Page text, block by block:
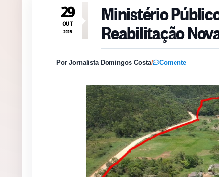
29
OUT
2025
Ministério
Reabilitação
Por Jornalista Domingos Costa/ Comente